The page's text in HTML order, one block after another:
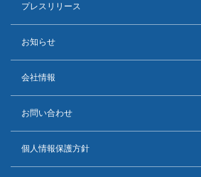
プレスリリース
お知らせ
会社情報
お問い合わせ
個人情報保護方針